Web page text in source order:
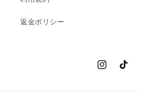
返金ポリシー
InstagramTikTok